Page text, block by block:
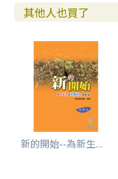
其他人也買了
新的開始--為新生...